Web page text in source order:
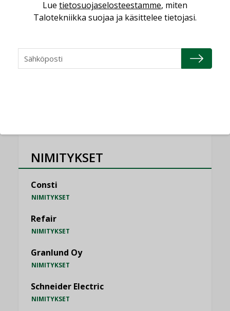
saatavien tietojen vertailukelpoisuus?
KOLUMNI
jämähtänyt ajassa paikalleen
MIELIPIDE
NIMITYKSET
Consti
NIMITYKSET
Refair
NIMITYKSET
Granlund Oy
NIMITYKSET
Schneider Electric
NIMITYKSET
Lue tietosuojaselosteestamme, miten
Talotekniikka suojaa ja käsittelee tietojasi.